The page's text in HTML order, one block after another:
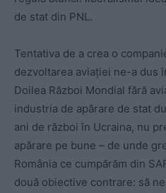
de stat din PNL.
Tentativa de a crea o
dezvoltarea aviației ne-a dus
Doilea Război Mondial fără
industria de apărare de stat
ani de război în Ucraina, nu
apărare pe bune – de unde
România ce cumpărăm din
două obiective contrare: să